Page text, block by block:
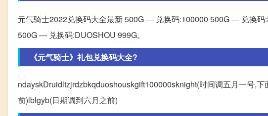
元气骑士2022兑换码大全最新 500G — 兑换码:100000 500G — 兑换
500G — 兑换码:DUOSHOU 999G。
《元气骑士》礼包兑换码大全?
ndayskDruidltzjrdzbkqduoshouskgift100000sknight(时间调五月一号,
前)lblgyb(日期调到六月之前)